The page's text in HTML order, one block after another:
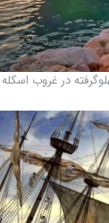
در غروب